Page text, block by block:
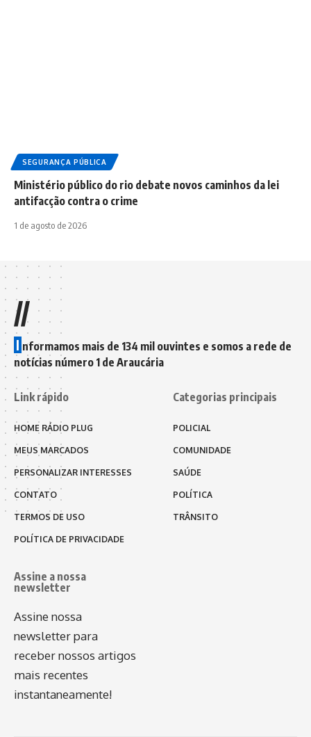
SEGURANÇA PÚBLICA
Ministério público do rio debate novos caminhos da lei
antifacção contra o crime
1 de agosto de 2026
//
I nformamos mais de 134 mil ouvintes e somos a rede de
notícias número 1 de Araucária
Link rápido
HOME RÁDIO PLUG
MEUS MARCADOS
PERSONALIZAR INTERESSES
CONTATO
TERMOS DE USO
POLÍTICA DE PRIVACIDADE
Categorias principais
POLICIAL
COMUNIDADE
SAÚDE
POLÍTICA
TRÂNSITO
Assine a nossa
newsletter
Assine nossa
newsletter para
receber nossos artigos
mais recentes
instantaneamente!